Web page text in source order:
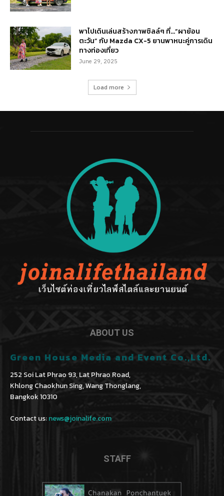
พาไปเดินเล่นสร้างภาพชิลล์ๆ ที่…“ผาย้อน
ตะวัน” กับ Mazda CX-5 ยานพาหนะคู่การเดิน
ทางท่องเที่ยว
June 29, 2025
Load more
ABOUT US
Green House Media and Event Co.,Ltd.
252 Soi Lat Phrao 93, Lat Phrao Road,
Khlong Chaokhun Sing, Wang Thonglang,
Bangkok 10310
Contact us:news@joinalife.com
STAFF